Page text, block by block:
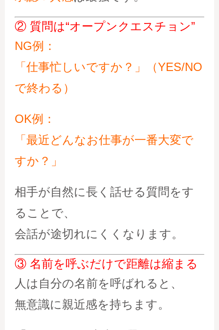
② 質問は“オープンクエスチョン”
NG例：
「仕事忙しいですか？」（YES/NO
で終わる）
OK例：
「最近どんなお仕事が一番大変で
すか？」
相手が自然に長く話せる質問をす
ることで、
会話が途切れにくくなります。
③ 名前を呼ぶだけで距離は縮まる
人は自分の名前を呼ばれると、
無意識に親近感を持ちます。